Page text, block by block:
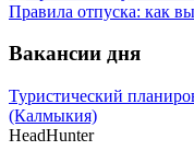
Правила отпуска: как
Вакансии дня
Туристический
(Калмыкия)
HeadHunter